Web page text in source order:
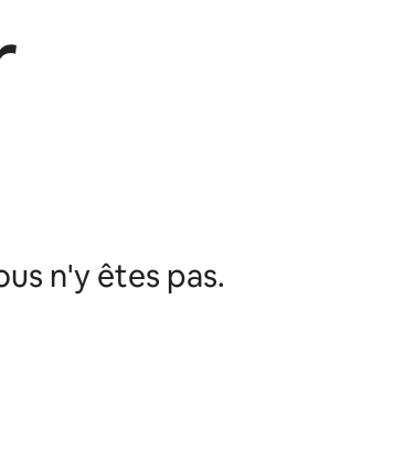
n'y êtes pas.